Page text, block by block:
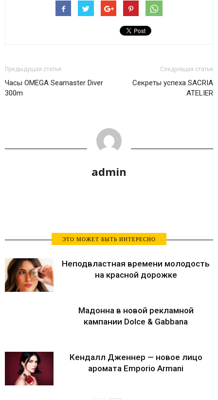
Предыдущая статья
Часы OMEGA Seamaster Diver
300m
Следующая статья
Секреты успеха SACRIA
ATELIER
admin
ЭТО МОЖЕТ БЫТЬ ИНТЕРЕСНО
Неподвластная времени молодость
на красной дорожке
Мадонна в новой рекламной
кампании Dolce & Gabbana
Кендалл Дженнер — новое лицо
аромата Emporio Armani